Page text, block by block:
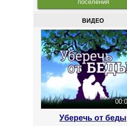
поселения
ВИДЕО
Уберечь от беды